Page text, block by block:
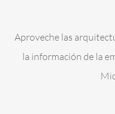
Aproveche las
la información de la